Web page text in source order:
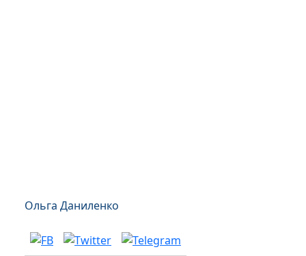
Ольга Даниленко